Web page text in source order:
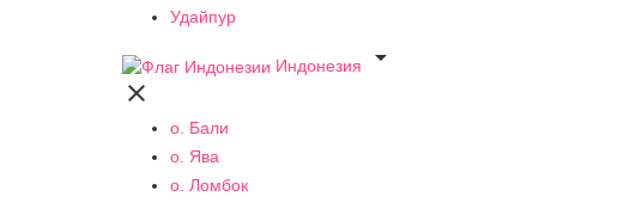
Удайпур
Индонезия


о. Бали
о. Ява
о. Ломбок